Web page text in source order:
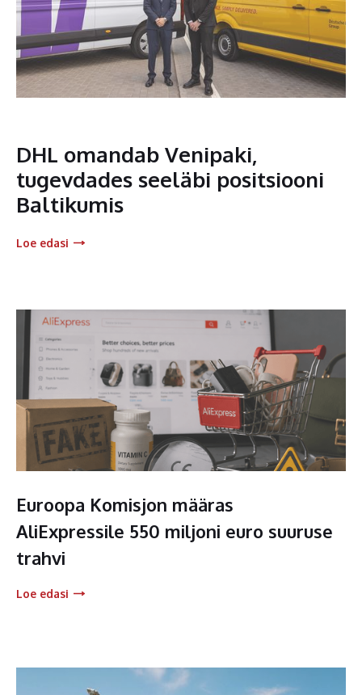
DHL omandab Venipaki,
tugevdades seeläbi positsiooni
Baltikumis
Loe edasi
Euroopa Komisjon määras
AliExpressile 550 miljoni euro suuruse
trahvi
Loe edasi